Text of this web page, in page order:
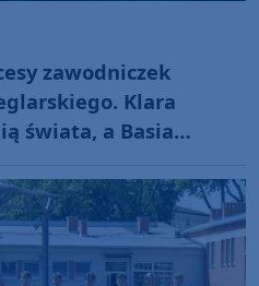
zawodniczek
Klara
świata, a Basia